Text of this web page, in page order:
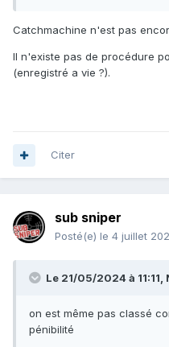
Catchmachine n'est pas
Il n'existe pas de procédure
(enregistré a vie ?).
Citer
sub sniper
Posté(e) le 4 juillet
Le 21/05/2024 à 11:11,
on est même pas classé
pénibilité